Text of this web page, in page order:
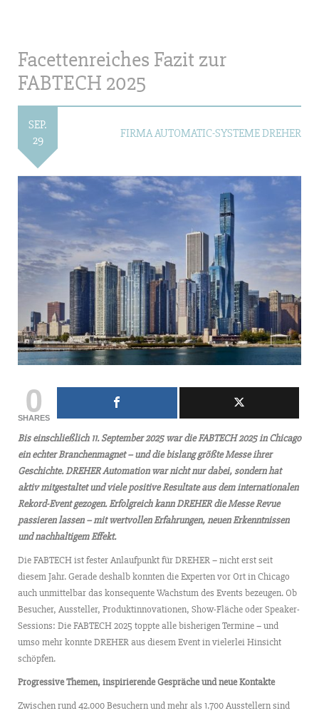
Facettenreiches Fazit zur
FABTECH 2025
SEP.
29
FIRMA AUTOMATIC-SYSTEME DREHER
0
SHARES
Bis einschließlich 11. September 2025 war die FABTECH 2025 in Chicago
ein echter Branchenmagnet – und die bislang größte Messe ihrer
Geschichte. DREHER Automation war nicht nur dabei, sondern hat
aktiv mitgestaltet und viele positive Resultate aus dem internationalen
Rekord-Event gezogen. Erfolgreich kann DREHER die Messe Revue
passieren lassen – mit wertvollen Erfahrungen, neuen Erkenntnissen
und nachhaltigem Effekt.
Die FABTECH ist fester Anlaufpunkt für DREHER – nicht erst seit
diesem Jahr. Gerade deshalb konnten die Experten vor Ort in Chicago
auch unmittelbar das konsequente Wachstum des Events bezeugen. Ob
Besucher, Aussteller, Produktinnovationen, Show-Fläche oder Speaker-
Sessions: Die FABTECH 2025 toppte alle bisherigen Termine – und
umso mehr konnte DREHER aus diesem Event in vielerlei Hinsicht
schöpfen.
Progressive Themen, inspirierende Gespräche und neue Kontakte
Zwischen rund 42.000 Besuchern und mehr als 1.700 Ausstellern sind